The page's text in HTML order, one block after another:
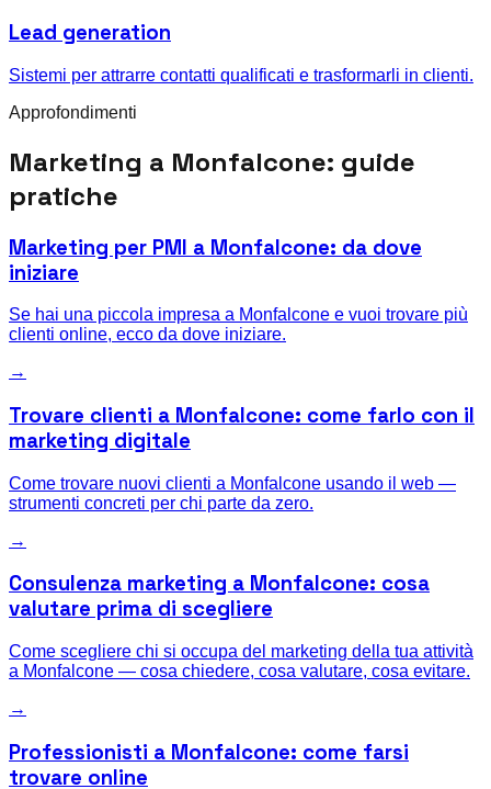
Lead generation
Sistemi per attrarre contatti qualificati e trasformarli in clienti.
Approfondimenti
Marketing a Monfalcone: guide
pratiche
Marketing per PMI a Monfalcone: da dove
iniziare
Se hai una piccola impresa a Monfalcone e vuoi trovare più
clienti online, ecco da dove iniziare.
→
Trovare clienti a Monfalcone: come farlo con il
marketing digitale
Come trovare nuovi clienti a Monfalcone usando il web —
strumenti concreti per chi parte da zero.
→
Consulenza marketing a Monfalcone: cosa
valutare prima di scegliere
Come scegliere chi si occupa del marketing della tua attività
a Monfalcone — cosa chiedere, cosa valutare, cosa evitare.
→
Professionisti a Monfalcone: come farsi
trovare online